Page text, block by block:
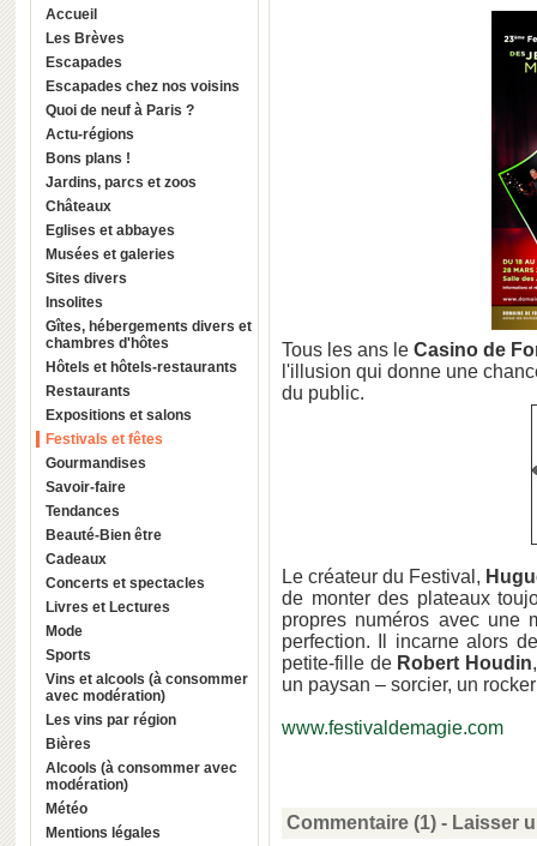
Accueil
Les Brèves
Escapades
Escapades chez nos voisins
Quoi de neuf à Paris ?
Actu-régions
Bons plans !
Jardins, parcs et zoos
Châteaux
Eglises et abbayes
Musées et galeries
Sites divers
Insolites
Gîtes, hébergements divers et
chambres d'hôtes
Hôtels et hôtels-restaurants
Restaurants
Expositions et salons
Festivals et fêtes
Gourmandises
Savoir-faire
Tendances
Beauté-Bien être
Cadeaux
Concerts et spectacles
Livres et Lectures
Mode
Sports
Vins et alcools (à consommer
avec modération)
Les vins par région
Bières
Alcools (à consommer avec
modération)
Météo
Mentions légales
Tous les ans le Casino de
l'illusion qui donne une
du public.
Le créateur du Festival,
de monter des plateaux
propres numéros avec une
perfection. Il incarne alors
petite-fille de Robert Houdin
un paysan – sorcier, un
www.festivaldemagie.com
Commentaire (1) - Laisser